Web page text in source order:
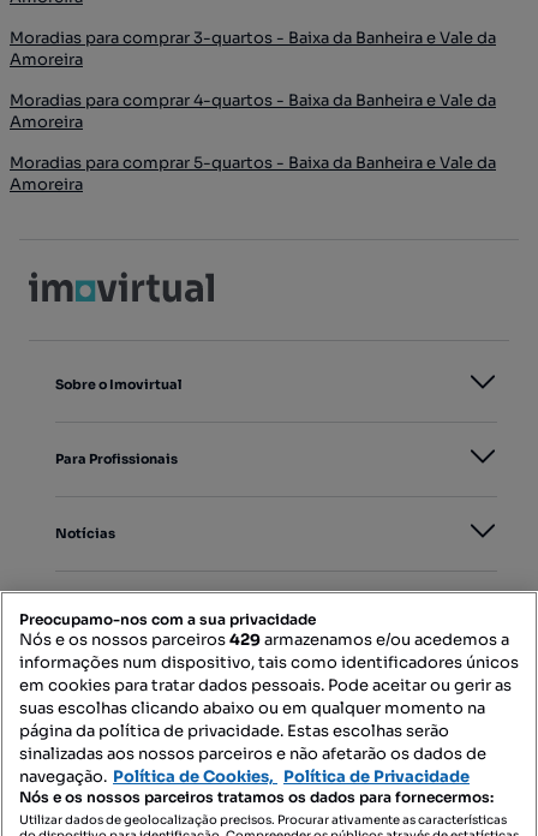
Moradias para comprar 3-quartos - Baixa da Banheira e Vale da
Amoreira
Moradias para comprar 4-quartos - Baixa da Banheira e Vale da
Amoreira
Moradias para comprar 5-quartos - Baixa da Banheira e Vale da
Amoreira
Sobre o Imovirtual
Para Profissionais
Notícias
Mapa do Site
Contacte-nos
Preocupamo-nos com a sua privacidade
Nós e os nossos parceiros429armazenamos e/ou acedemos a
informações num dispositivo, tais como identificadores únicos
em cookies para tratar dados pessoais. Pode aceitar ou gerir as
suas escolhas clicando abaixo ou em qualquer momento na
página da política de privacidade. Estas escolhas serão
sinalizadas aos nossos parceiros e não afetarão os dados de
navegação. Política de Cookies, Política de Privacidade
Nós e os nossos parceiros tratamos os dados para fornecermos:
Utilizar dados de geolocalização precisos. Procurar ativamente as características